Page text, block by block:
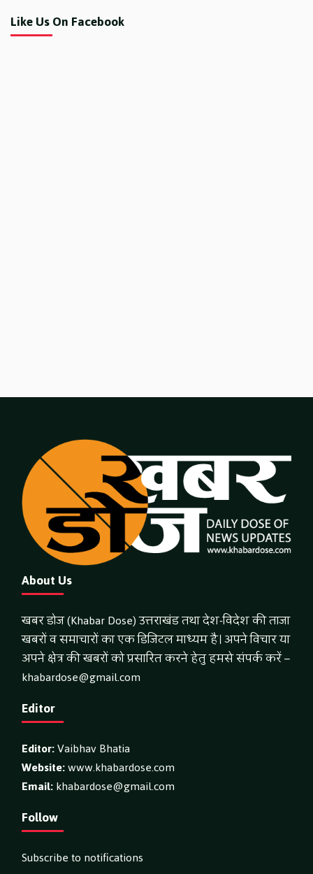
Like Us On Facebook
About Us
खबर डोज (Khabar Dose) उत्तराखंड तथा देश-विदेश की ताजा
खबरों व समाचारों का एक डिजिटल माध्यम है। अपने विचार या
अपने क्षेत्र की खबरों को प्रसारित करने हेतु हमसे संपर्क करें –
khabardose@gmail.com
Editor
Editor:Vaibhav Bhatia
Website:www.khabardose.com
Email:khabardose@gmail.com
Follow
Subscribe to notifications